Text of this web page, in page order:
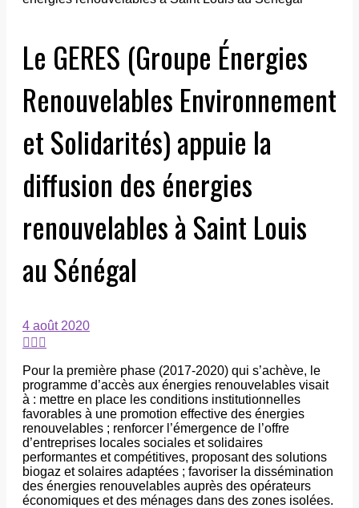
Le GERES (Groupe Énergies
Renouvelables Environnement
et Solidarités) appuie la
diffusion des énergies
renouvelables à Saint Louis
au Sénégal
4 août 2020
Pour la première phase (2017-2020) qui s’achève, le
programme d’accès aux énergies renouvelables visait
à : mettre en place les conditions institutionnelles
favorables à une promotion effective des énergies
renouvelables ; renforcer l’émergence de l’offre
d’entreprises locales sociales et solidaires
performantes et compétitives, proposant des solutions
biogaz et solaires adaptées ; favoriser la dissémination
des énergies renouvelables auprès des opérateurs
économiques et des ménages dans des zones isolées.